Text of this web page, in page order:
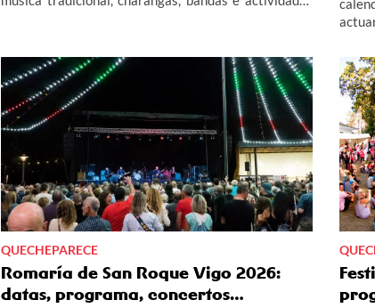
este verán.
QUECHEPARECE
Romaría de San Roque Vigo 2026:
datas, programa, concertos…